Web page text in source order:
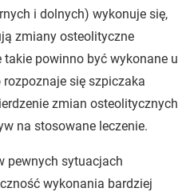
i dolnych) wykonuje się,
zmiany osteolityczne
powinno być wykonane u
się szpiczaka
zmian osteolitycznych
na stosowane leczenie.
pewnych sytuacjach
wykonania bardziej